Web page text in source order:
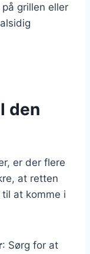
grillen eller
den
er der flere
at retten
at komme i
: Sørg for at